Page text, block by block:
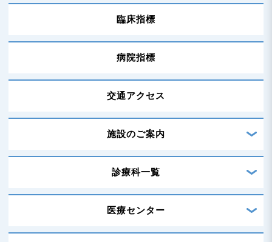
臨床指標
病院指標
交通アクセス
施設のご案内
診療科一覧
医療センター